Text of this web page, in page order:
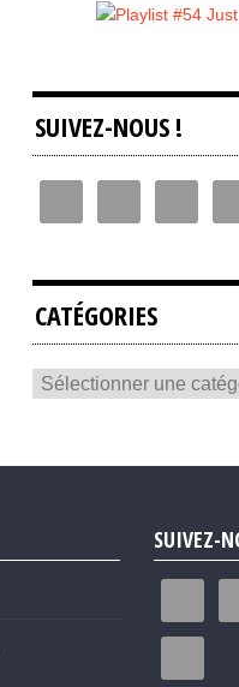
SUIVEZ-NOUS !
CATÉGORIES
SUIVEZ-